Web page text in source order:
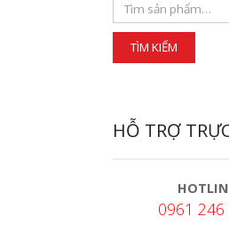
HỖ TRỢ
0961 246